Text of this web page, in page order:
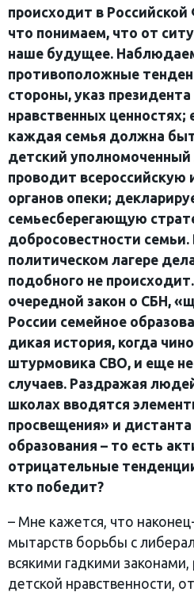
происходит в
что понимаем, что от
наше будущее.
противоположные
стороны, указ
нравственных ценностях;
каждая семья должна
детский
проводит всероссийскую
органов опеки;
семьесберегающую
добросовестности
политическом лагере
подобного не
очередной закон о СБН,
России семейное
дикая история, когда
штурмовика СВО, и еще
случаев. Раздражая
школах вводятся
просвещения» и
образования – то есть
отрицательные
кто победит?
– Мне кажется, что
мытарств борьбы с
всякими гадкими
детской нравственности,